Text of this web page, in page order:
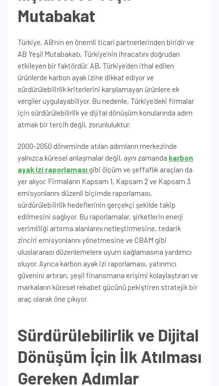
Mutabakat
Türkiye, AB’nin en önemli ticari partnerlerinden biridir ve
AB Yeşil Mutabakatı, Türkiye’nin ihracatını doğrudan
etkileyen bir faktördür. AB, Türkiye’den ithal edilen
ürünlerde karbon ayak izine dikkat ediyor ve
sürdürülebilirlik kriterlerini karşılamayan ürünlere ek
vergiler uygulayabiliyor. Bu nedenle, Türkiye’deki firmalar
için sürdürülebilirlik ve dijital dönüşüm konularında adım
atmak bir tercih değil, zorunluluktur.
2000-2050 döneminde atılan adımların merkezinde
yalnızca küresel anlaşmalar değil, aynı zamanda karbon
ayak izi raporlaması gibi ölçüm ve şeffaflık araçları da
yer alıyor. Firmaların Kapsam 1, Kapsam 2 ve Kapsam 3
emisyonlarını düzenli biçimde raporlaması,
sürdürülebilirlik hedeflerinin gerçekçi şekilde takip
edilmesini sağlıyor. Bu raporlamalar, şirketlerin enerji
verimliliği artırma alanlarını netleştirmesine, tedarik
zinciri emisyonlarını yönetmesine ve CBAM gibi
uluslararası düzenlemelere uyum sağlamasına yardımcı
oluyor. Ayrıca karbon ayak izi raporlaması, yatırımcı
güvenini artıran, yeşil finansmana erişimi kolaylaştıran ve
markaların küresel rekabet gücünü pekiştiren stratejik bir
araç olarak öne çıkıyor.
Sürdürülebilirlik ve Dijital
Dönüşüm İçin İlk Atılması
Gereken Adımlar